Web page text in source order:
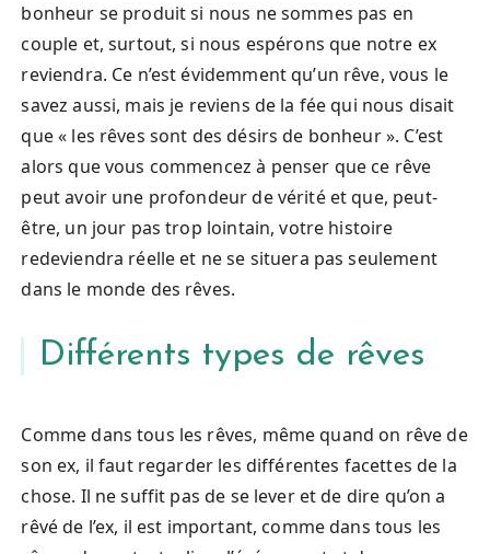
bonheur se produit si nous ne sommes pas en
couple et, surtout, si nous espérons que notre ex
reviendra. Ce n’est évidemment qu’un rêve, vous le
savez aussi, mais je reviens de la fée qui nous disait
que « les rêves sont des désirs de bonheur ». C’est
alors que vous commencez à penser que ce rêve
peut avoir une profondeur de vérité et que, peut-
être, un jour pas trop lointain, votre histoire
redeviendra réelle et ne se situera pas seulement
dans le monde des rêves.
Différents types de rêves
Comme dans tous les rêves, même quand on rêve de
son ex, il faut regarder les différentes facettes de la
chose. Il ne suffit pas de se lever et de dire qu’on a
rêvé de l’ex, il est important, comme dans tous les